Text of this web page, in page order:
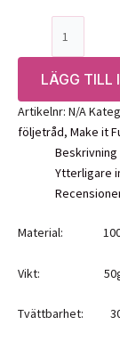
Fur
mängd
LÄGG TILL
Artikelnr: N/A
följetråd, Make it
Beskrivning
Ytterligare
Material: 100%
Vikt: 50g/
Tvättbarhet: